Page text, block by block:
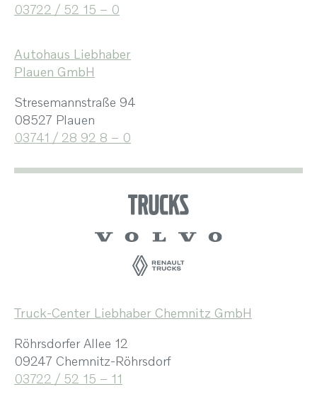
03722 / 52 15 – 0
Autohaus Liebhaber
Plauen GmbH
Stresemannstraße 94
08527 Plauen
03741 / 28 92 8 – 0
Truck-Center Liebhaber Chemnitz GmbH
Röhrsdorfer Allee 12
09247 Chemnitz-Röhrsdorf
03722 / 52 15 – 11